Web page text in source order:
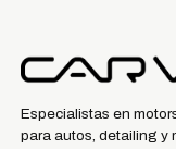
Especialistas en
para autos, detailing y